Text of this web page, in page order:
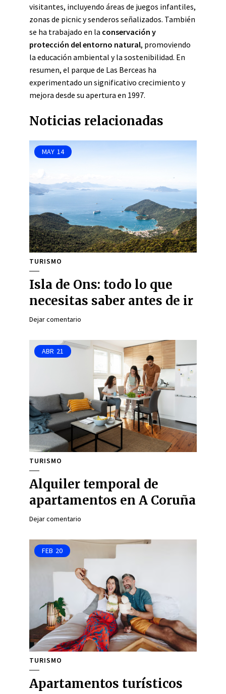
visitantes, incluyendo áreas de juegos infantiles,
zonas de picnic y senderos señalizados. También
se ha trabajado en la conservación y
protección del entorno natural, promoviendo
la educación ambiental y la sostenibilidad. En
resumen, el parque de Las Berceas ha
experimentado un significativo crecimiento y
mejora desde su apertura en 1997.
Noticias relacionadas
MAY 14
TURISMO
Isla de Ons: todo lo que
necesitas saber antes de ir
Dejar comentario
ABR 21
TURISMO
Alquiler temporal de
apartamentos en A Coruña
Dejar comentario
FEB 20
TURISMO
Apartamentos turísticos